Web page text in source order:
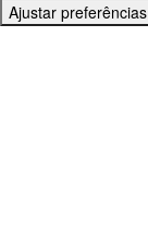
Ajustar preferências